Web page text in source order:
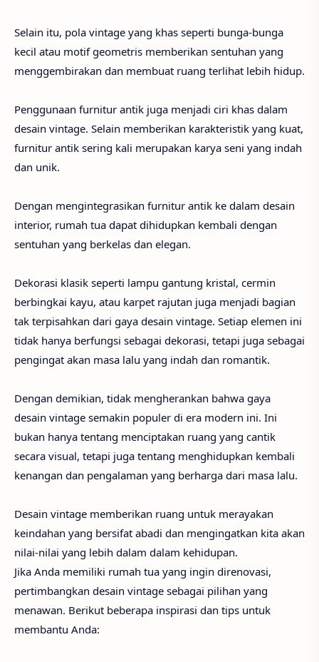
Selain itu, pola vintage yang khas seperti bunga-bunga
kecil atau motif geometris memberikan sentuhan yang
menggembirakan dan membuat ruang terlihat lebih hidup.
Penggunaan furnitur antik juga menjadi ciri khas dalam
desain vintage. Selain memberikan karakteristik yang kuat,
furnitur antik sering kali merupakan karya seni yang indah
dan unik.
Dengan mengintegrasikan furnitur antik ke dalam desain
interior, rumah tua dapat dihidupkan kembali dengan
sentuhan yang berkelas dan elegan.
Dekorasi klasik seperti lampu gantung kristal, cermin
berbingkai kayu, atau karpet rajutan juga menjadi bagian
tak terpisahkan dari gaya desain vintage. Setiap elemen ini
tidak hanya berfungsi sebagai dekorasi, tetapi juga sebagai
pengingat akan masa lalu yang indah dan romantik.
Dengan demikian, tidak mengherankan bahwa gaya
desain vintage semakin populer di era modern ini. Ini
bukan hanya tentang menciptakan ruang yang cantik
secara visual, tetapi juga tentang menghidupkan kembali
kenangan dan pengalaman yang berharga dari masa lalu.
Desain vintage memberikan ruang untuk merayakan
keindahan yang bersifat abadi dan mengingatkan kita akan
nilai-nilai yang lebih dalam dalam kehidupan.
Jika Anda memiliki rumah tua yang ingin direnovasi,
pertimbangkan desain vintage sebagai pilihan yang
menawan. Berikut beberapa inspirasi dan tips untuk
membantu Anda: